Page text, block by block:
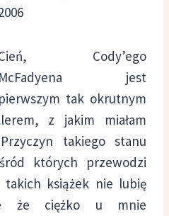
Cody’ego
McFadyena jest
pierwszym tak okrutnym
z jakim miałam
takiego stanu
których przewodzi
książek nie lubię
że ciężko u mnie